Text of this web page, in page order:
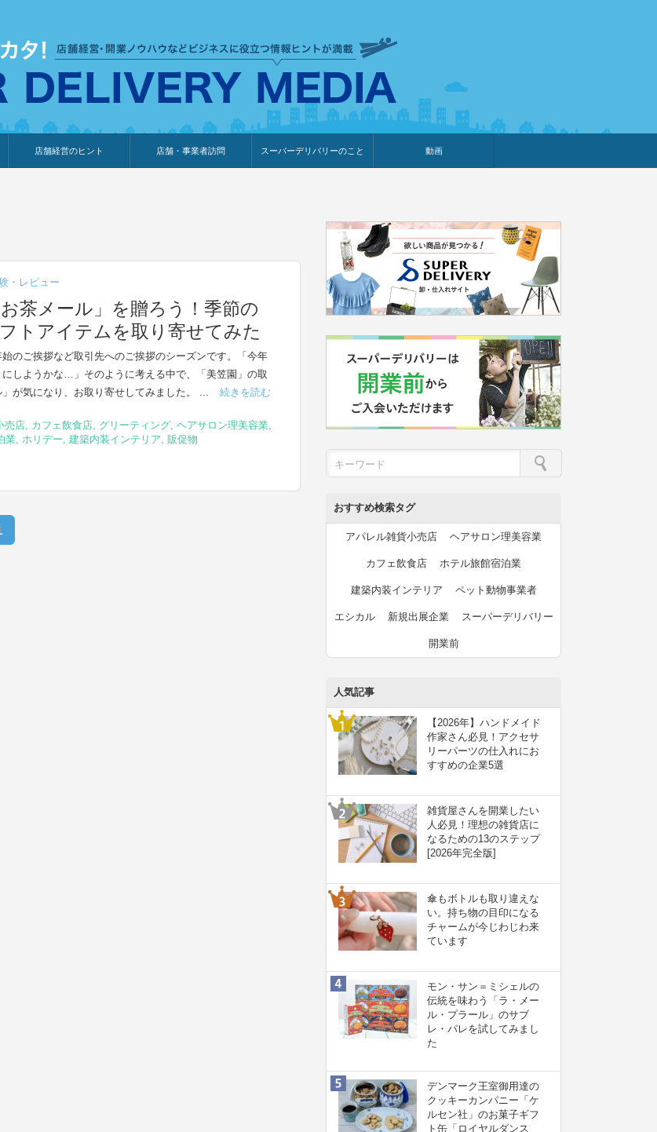
店舗経営のヒント 店舗・事業者訪問 スーパーデリバリーのこと 動画
・レビュー
茶メール」を贈ろう！季節の
トアイテムを取り寄せてみた
のご挨拶など取引先へのご挨拶のシーズンです。「今年
しようかな…」そのように考える中で、「美笠園」の取
が気になり、お取り寄せしてみました。 ...
続きを読む
売店, カフェ飲食店, グリーティング, ヘアサロン理美容業,
業, ホリデー, 建築内装インテリア, 販促物
おすすめ検索タグ
アパレル雑貨小売店 ヘアサロン理美容業
カフェ飲食店 ホテル旅館宿泊業
建築内装インテリア ペット動物事業者
エシカル 新規出展企業 スーパーデリバリー
開業前
人気記事
【2026年】ハンドメイド
作家さん必見！アクセサ
リーパーツの仕入れにお
すすめの企業5選
雑貨屋さんを開業したい
人必見！理想の雑貨店に
なるための13のステップ
[2026年完全版]
傘もボトルも取り違えな
い。持ち物の目印になる
チャームが今じわじわ来
ています
モン・サン＝ミシェルの
伝統を味わう「ラ・メー
ル・プラール」のサブ
レ・パレを試してみまし
た
デンマーク王室御用達の
クッキーカンパニー「ケ
ルセン社」のお菓子ギフ
ト缶「ロイヤルダンス